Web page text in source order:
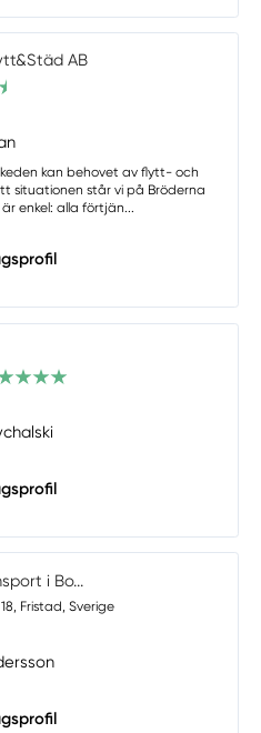
AB
kan behovet av flytt- och
situationen står vi på Bröderna
enkel: alla förtjän...
i Bo...
Fristad, Sverige